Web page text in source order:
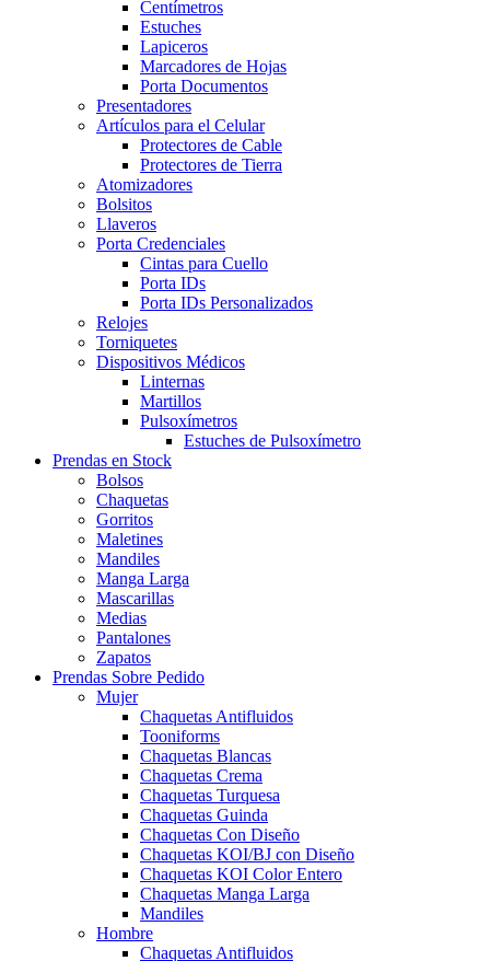
Centímetros
Estuches
Lapiceros
Marcadores de Hojas
Porta Documentos
Presentadores
Artículos para el Celular
Protectores de Cable
Protectores de Tierra
Atomizadores
Bolsitos
Llaveros
Porta Credenciales
Cintas para Cuello
Porta IDs
Porta IDs Personalizados
Relojes
Torniquetes
Dispositivos Médicos
Linternas
Martillos
Pulsoxímetros
Estuches de Pulsoxímetro
Prendas en Stock
Bolsos
Chaquetas
Gorritos
Maletines
Mandiles
Manga Larga
Mascarillas
Medias
Pantalones
Zapatos
Prendas Sobre Pedido
Mujer
Chaquetas Antifluidos
Tooniforms
Chaquetas Blancas
Chaquetas Crema
Chaquetas Turquesa
Chaquetas Guinda
Chaquetas Con Diseño
Chaquetas KOI/BJ con Diseño
Chaquetas KOI Color Entero
Chaquetas Manga Larga
Mandiles
Hombre
Chaquetas Antifluidos